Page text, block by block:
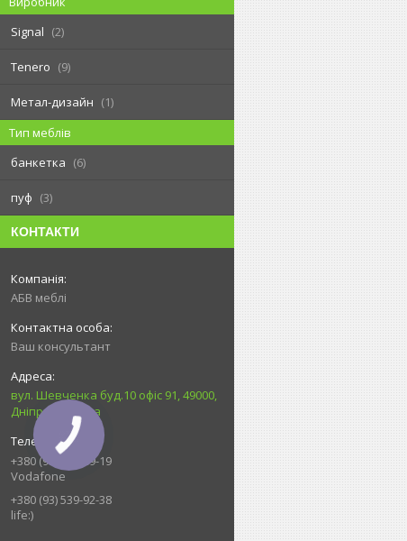
Signal
2
Tenero 9
Метал-дизайн
1
Тип меблів
банкетка
6
пуф 3
КОНТАКТИ
АБВ меблі
Ваш консультант
вул. Шевченка буд.10 офіс 91, 49000,
Дніпро, Україна
+380 (99) 212-89-19
Vodafone
+380 (93) 539-92-38
life:)